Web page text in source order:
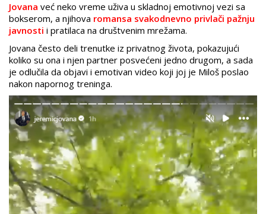
Jovana već neko vreme uživa u skladnoj emotivnoj vezi sa
bokserom, a njihova romansa svakodnevno privlači pažnju
javnosti i pratilaca na društvenim mrežama.
Jovana često deli trenutke iz privatnog života, pokazujući
koliko su ona i njen partner posvećeni jedno drugom, a sada
je odlučila da objavi i emotivan video koji joj je Miloš poslao
nakon napornog treninga.